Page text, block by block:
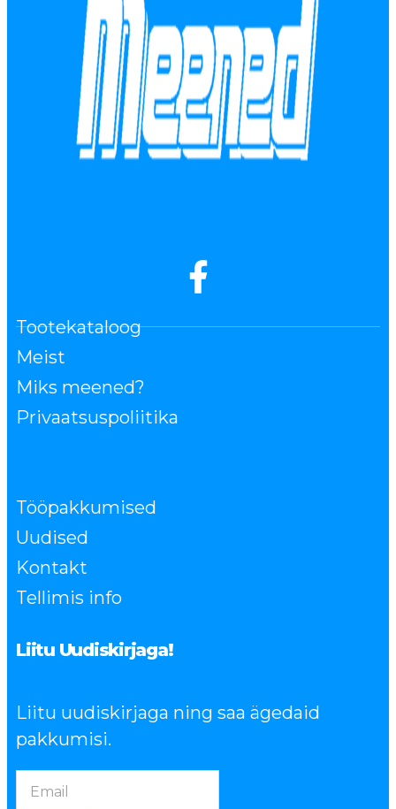
Tootekataloog
Meist
Miks meened?
Privaatsuspoliitika
Tööpakkumised
Uudised
Kontakt
Tellimis info
Liitu Uudiskirjaga!
Liitu uudiskirjaga ning saa ägedaid
pakkumisi.